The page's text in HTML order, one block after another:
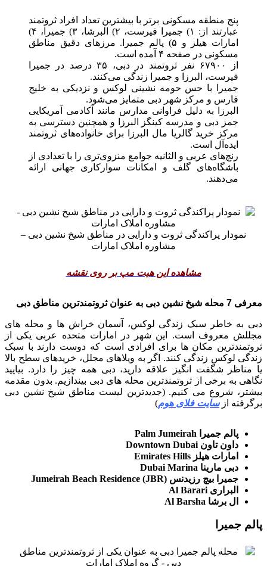
پنج منطقه مسکونی برتر با بیشترین تعداد افراد ثروتمند
عبارتند از: ۱) جمیرا فیرست، ۲) البرشا، ۳) جمیرا، ۴)
امارات هیلز و ۵) پالم جمیرا. مرزهای دقیق مناطق
مسکونی در صفحه ۴ آمده است.
از ۶۷۹۰۰ نفر ثروتمند در دبی، ۳۵ درصد در جمیرا
فیرست، البرزا و جمیرا زندگی می‌کنند.
جمیرا با حس حومه نشینی لوکس و نزدیکی به خلیج
فارس و مرکز شهر دبی متمایز می‌شود.
البرزا به دلیل فراوانی مدارس مانند آکادمی آمریکایی
جمز دبی و مدرسه کینگز البرزا و همچنین دسترسی به
مرکز خرید گالریا مال البرزا برای خانواده‌های ثروتمند
ایده‌آل است.
رنچ‌های عربی و الثانیه جوامع منزوی‌تری را با تعدادی از
باشگاه‌های گلف و امکانات سوارکاری جهانی ارائه
می‌دهند.
نمودار پراکندگی ثروت و دارایی در مناطق شیخ نشین دبی –
مشاوره املاک امارات
مشاهده این هیت مپ بر روی نقشه
معرفی 7 محله شیخ نشین دبی به عنوان ثروتمندترین مناطق دبی
دبی به خاطر سبک زندگی لوکس، آسمان خراش ها و محله های
مجللش معروف است. این شهر در امارات متحده عربی یکی از
ثروتمندترین مکان ها برای افرادی است که دوست دارند با سبک
زندگی لوکس زندگی کنند. اگر به ویلاهای مجلل، خریدهای سطح بالا
یا مناظر شگفت انگیز علاقه دارید، دبی همه چیز را دارد. بیایید
نگاهی به برخی از ثروتمندترین محله های دبی بیندازیم. بدون مقدمه
بیشتر، شروع می کنیم. (جدیدترین لیست مناطق شیخ نشین دبی
برگرفته ازسایت فلای هوم)
پالم جمیرا Palm Jumeirah
داون تاون Downtown Dubai
امارات هیلز Emirates Hills
دبی مارینا Dubai Marina
جمیرا بیچ رزیدنس Jumeirah Beach Residence (JBR)
البراری Al Barari
ال برشا Al Barsha
پالم جمیرا